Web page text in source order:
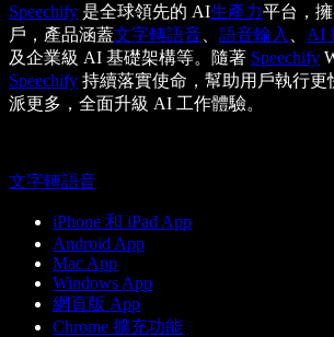
Speechify 是全球領先的 AI生產力平台，
戶，產品涵蓋文字轉語音 語音輸入 AI
及企業級 AI 基礎架構等。隨著 Speechify
Speechify 持續落實使命，幫助用戶執行更
派更多，全面升級 AI 工作體驗。
文字轉語音
iPhone 和 iPad App
Android App
Mac App
Windows App
網頁版 App
Chrome 擴充功能